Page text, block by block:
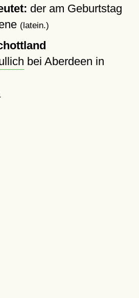
der am Geburtstag
(latein.)
bei Aberdeen in